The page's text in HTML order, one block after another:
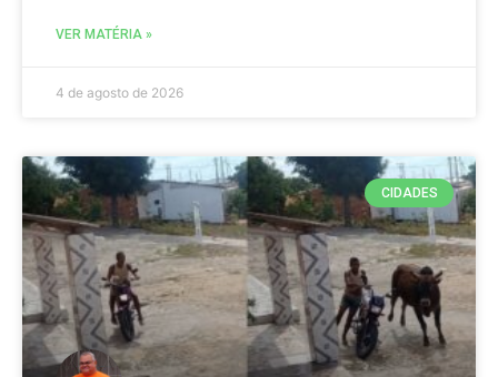
VER MATÉRIA »
4 de agosto de 2026
CIDADES